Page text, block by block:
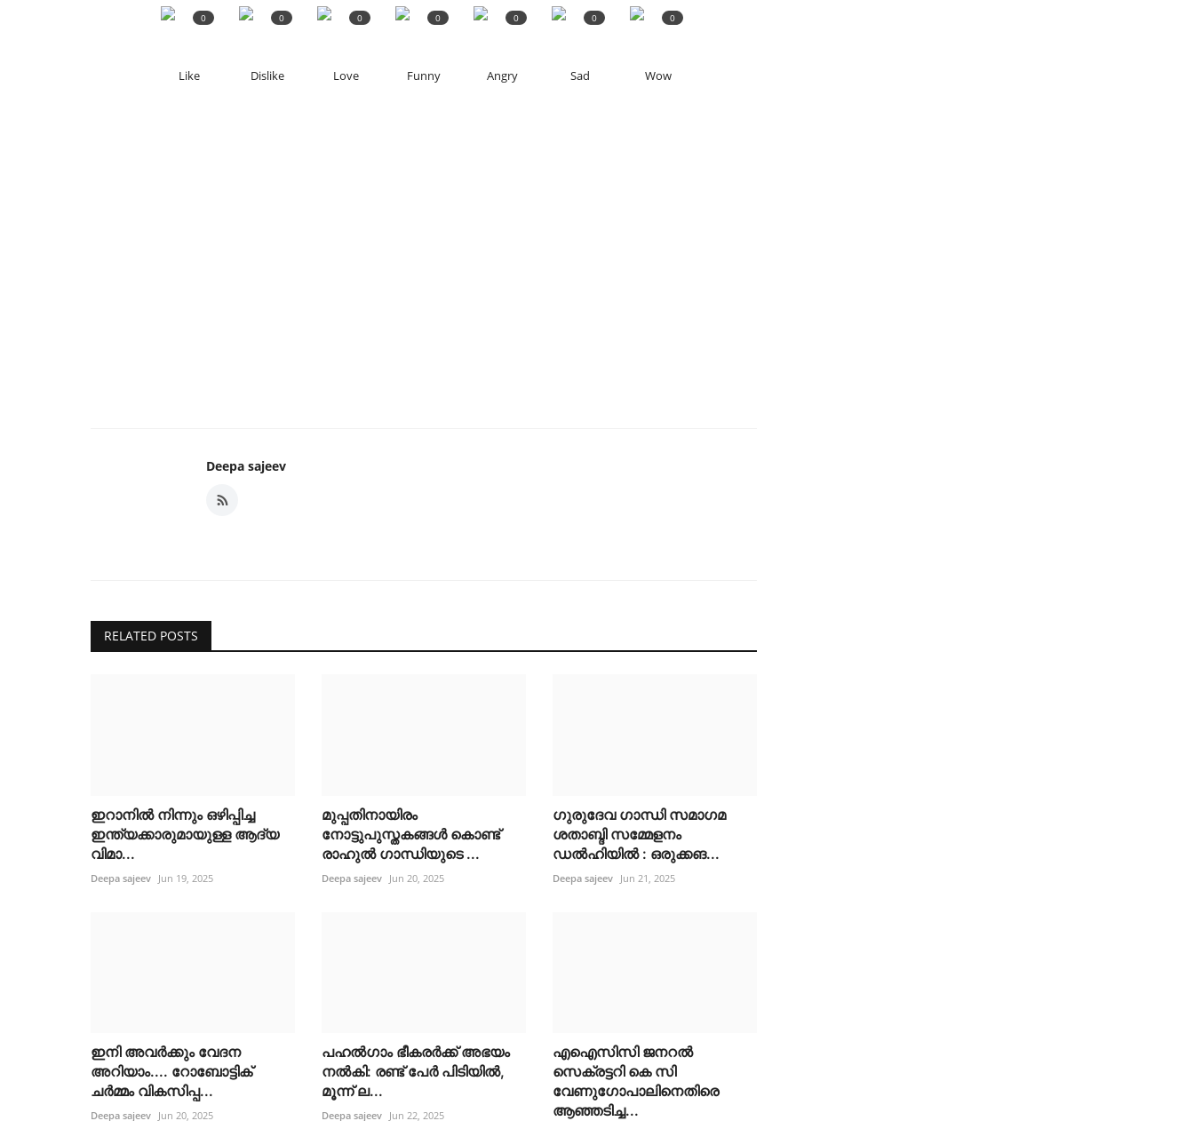
Like
0
Dislike
0
Love
0
Funny
0
Angry
0
Sad
0
Wow
0
Deepa sajeev
RELATED POSTS
ഇറാനിൽ നിന്നും ഒഴിപ്പിച്ച
ഇന്ത്യക്കാരുമായുള്ള ആദ്യ
വിമാ...
Deepa sajeev Jun 19, 2025
മുപ്പതിനായിരം
നോട്ടുപുസ്തകങ്ങൾ കൊണ്ട്
രാഹുൽ ഗാന്ധിയുടെ ...
Deepa sajeev Jun 20, 2025
ഗുരുദേവ ഗാന്ധി സമാഗമ
ശതാബ്ദി സമ്മേളനം
ഡൽഹിയിൽ : ഒരുക്കങ...
Deepa sajeev Jun 21, 2025
ഇനി അവർക്കും വേദന
അറിയാം.... റോബോട്ടിക്
ചർമ്മം വികസിപ്പ...
Deepa sajeev Jun 20, 2025
പഹൽഗാം ഭീകരർക്ക് അഭയം
നൽകി: രണ്ട് പേർ പിടിയിൽ,
മൂന്ന് ല...
Deepa sajeev Jun 22, 2025
എഐസിസി ജനറൽ
സെക്രട്ടറി കെ സി
വേണുഗോപാലിനെതിരെ
ആഞ്ഞടിച്ച...